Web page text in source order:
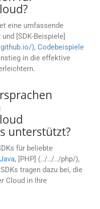
eine umfassende
und [SDK-Beispiele]
), Codebeispiele
in die effektive
unterstützt?
für beliebte
Java, [PHP] (../../../php/),
tragen dazu bei, die
Cloud in Ihre